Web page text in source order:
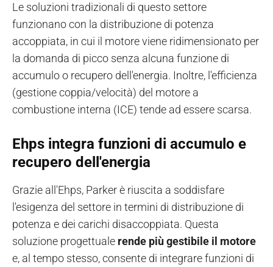
Le soluzioni tradizionali di questo settore
funzionano con la distribuzione di potenza
accoppiata, in cui il motore viene ridimensionato per
la domanda di picco senza alcuna funzione di
accumulo o recupero dell'energia. Inoltre, l'efficienza
(gestione coppia/velocità) del motore a
combustione interna (ICE) tende ad essere scarsa.
Ehps integra funzioni di accumulo e
recupero dell'energia
Grazie all'Ehps, Parker è riuscita a soddisfare
l'esigenza del settore in termini di distribuzione di
potenza e dei carichi disaccoppiata. Questa
soluzione progettuale rende più gestibile il motore
e, al tempo stesso, consente di integrare funzioni di